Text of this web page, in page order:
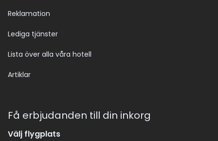
Reklamation
Lediga tjänster
Lista över alla våra hotell
Artiklar
Få erbjudanden till din inkorg
Välj flygplats